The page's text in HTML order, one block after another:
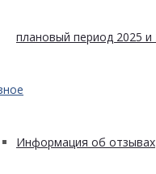
плановый период 2025 и
Информация об отзывах